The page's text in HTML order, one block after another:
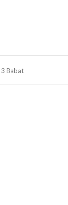
3 Babat